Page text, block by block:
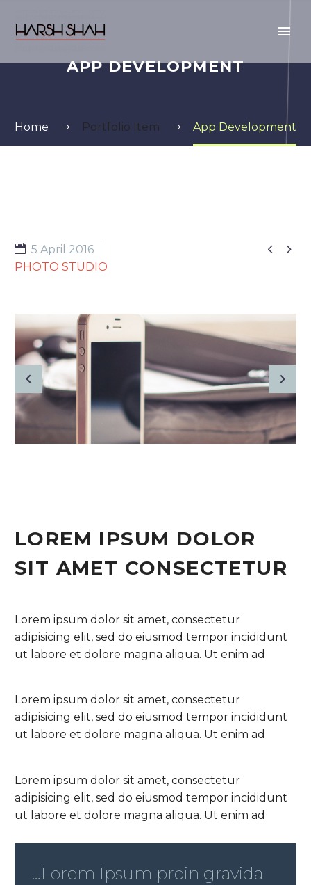
APP DEVELOPMENT
Home Portfolio Item App Development
 
5 April 2016
PHOTO STUDIO
LOREM IPSUM DOLOR
SIT AMET CONSECTETUR
Lorem ipsum dolor sit amet, consectetur
adipisicing elit, sed do eiusmod tempor incididunt
ut labore et dolore magna aliqua. Ut enim ad
Lorem ipsum dolor sit amet, consectetur
adipisicing elit, sed do eiusmod tempor incididunt
ut labore et dolore magna aliqua. Ut enim ad
Lorem ipsum dolor sit amet, consectetur
adipisicing elit, sed do eiusmod tempor incididunt
ut labore et dolore magna aliqua. Ut enim ad
…Lorem Ipsum proin gravida